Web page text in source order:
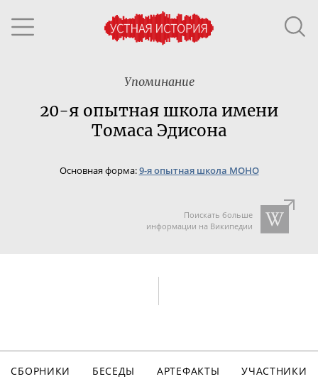
Упоминание
20-я опытная школа имени
Томаса Эдисона
Основная форма:9-я опытная школа МОНО
Поискать больше
информации на Википедии
СБОРНИКИ БЕСЕДЫ АРТЕФАКТЫ
УЧАСТНИКИ